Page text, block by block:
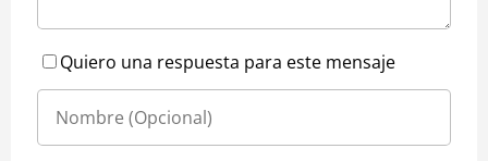
Quiero una respuesta para este mensaje